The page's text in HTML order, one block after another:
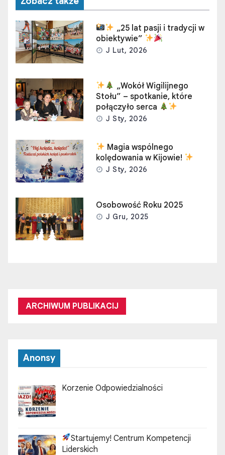
„25 lat pasji i tradycji w
obiektywie”
J Lut, 2026
„Wokół Wigilijnego
Stołu” – spotkanie, które
połączyło serca
J Sty, 2026
Magia wspólnego
kolędowania w Kijowie!
J Sty, 2026
Osobowość Roku 2025
J Gru, 2025
ARCHIWUM PUBLIKACIJ
Anonsy
Korzenie Odpowiedzialności
Startujemy! Centrum Kompetencji
Liderskich